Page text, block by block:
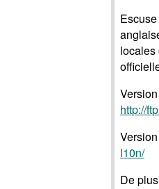
locales
http://
l10n/
De